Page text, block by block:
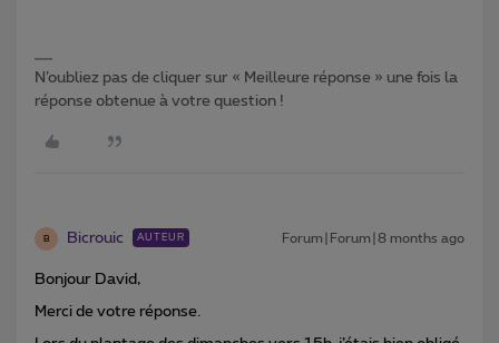
N’oubliez pas de cliquer sur « Meilleure réponse » une fois la
réponse obtenue à votre question !
B Bicrouic AUTEUR Forum|Forum|8 months ago
Bonjour David,
Merci de votre réponse.